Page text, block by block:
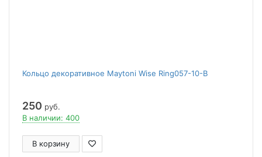
Кольцо декоративное Maytoni Wise Ring057-10-B
250 руб.
В наличии: 400
В корзину